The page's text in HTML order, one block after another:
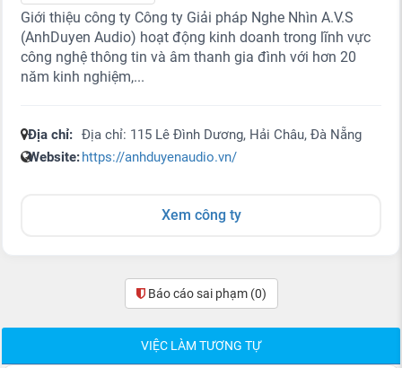
Giới thiệu công ty Công ty Giải pháp Nghe Nhìn A.V.S
(AnhDuyen Audio) hoạt động kinh doanh trong lĩnh vực
công nghệ thông tin và âm thanh gia đình với hơn 20
năm kinh nghiệm,...
Địa chỉ: Địa chỉ: 115 Lê Đình Dương, Hải Châu, Đà Nẵng
Website:https://anhduyenaudio.vn/
Xem công ty
Báo cáo sai phạm (0)
VIỆC LÀM TƯƠNG TỰ